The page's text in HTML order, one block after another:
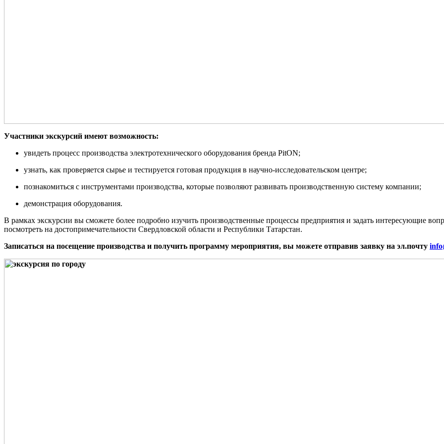
Участники экскурсий имеют возможность:
увидеть процесс производства электротехнического оборудования бренда PitON;
узнать, как проверяется сырье и тестируется готовая продукция в научно-исследовательском центре;
познакомиться с инструментами производства, которые позволяют развивать производственную систему компании;
демонстрация оборудования.
В рамках экскурсии вы сможете более подробно изучить производственные процессы предприятия и задать интересующие
посмотреть на достопримечательности Свердловской области и Республики Татарстан.
Записаться на посещение производства и получить программу мероприятия, вы можете отправив заявку на эл.почту